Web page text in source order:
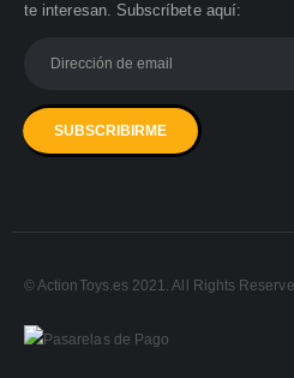
te interesan. Subscríbete aquí:
© ActionToys.es 2021. All Rights